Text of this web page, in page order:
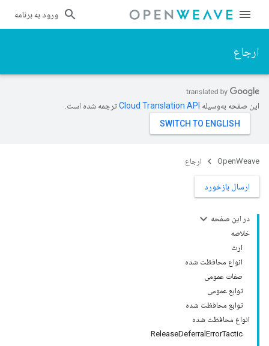
ورود به برنامه
ارجاع
این صفحه به‌وسیله ترجمه شده است.
OpenWeave ارجاع
ارسال بازخورد
در این صفحه
خلاصه
ارث
انواع محافظت شده
صفات عمومی
توابع عمومی
توابع محافظت شده
انواع محافظت شده
ReleaseDeferralErrorTactic